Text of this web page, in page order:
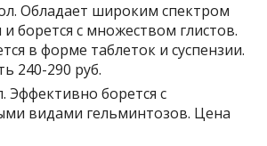
Обладает широким спектром
и борется с множеством глистов.
в форме таблеток и суспензии.
240-290 руб.
Эффективно борется с
видами гельминтозов. Цена